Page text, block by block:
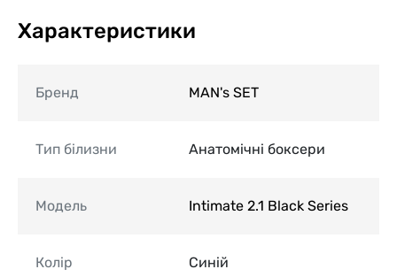
Характеристики
Бренд MAN's SET
Тип білизни Анатомічні боксери
Модель Intimate 2.1 Black Series
Колір Синій